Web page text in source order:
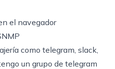
el navegador
como telegram, slack,
un grupo de telegram